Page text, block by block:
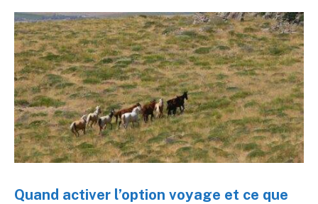
Quand activer l’option voyage et ce que